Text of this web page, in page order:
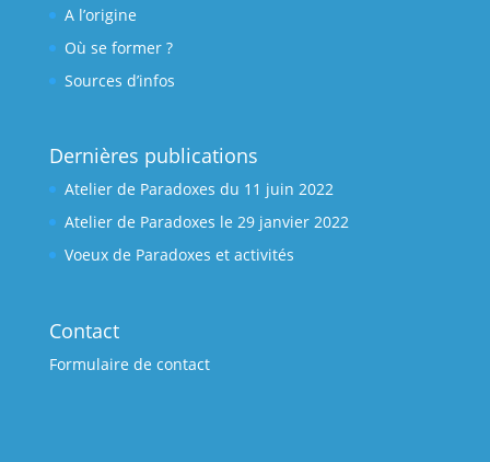
A l’origine
Où se former ?
Sources d’infos
Dernières publications
Atelier de Paradoxes du 11 juin 2022
Atelier de Paradoxes le 29 janvier 2022
Voeux de Paradoxes et activités
Contact
Formulaire de contact